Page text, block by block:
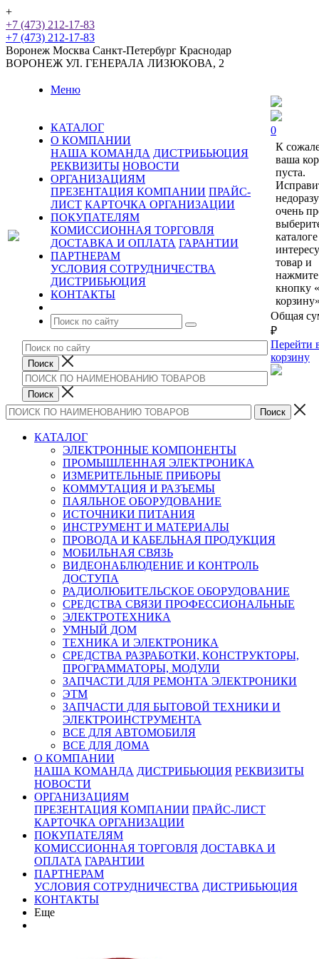
+
+7 (473) 212-17-83
+7 (473) 212-17-83
Воронеж Москва Санкт-Петербург Краснодар
ВОРОНЕЖ УЛ. ГЕНЕРАЛА ЛИЗЮКОВА, 2
Меню
КАТАЛОГ
О КОМПАНИИ
НАША КОМАНДА ДИСТРИБЬЮЦИЯ
РЕКВИЗИТЫ НОВОСТИ
ОРГАНИЗАЦИЯМ
ПРЕЗЕНТАЦИЯ КОМПАНИИ ПРАЙС-
ЛИСТ КАРТОЧКА ОРГАНИЗАЦИИ
ПОКУПАТЕЛЯМ
КОМИССИОННАЯ ТОРГОВЛЯ
ДОСТАВКА И ОПЛАТА ГАРАНТИИ
ПАРТНЕРАМ
УСЛОВИЯ СОТРУДНИЧЕСТВА
ДИСТРИБЬЮЦИЯ
КОНТАКТЫ
0
К
ваша
пуста.
очень
каталоге
товар и
нажмите
кнопку
Общая
₽
Перейти
корзину
КАТАЛОГ
ЭЛЕКТРОННЫЕ КОМПОНЕНТЫ
ПРОМЫШЛЕННАЯ ЭЛЕКТРОНИКА
ИЗМЕРИТЕЛЬНЫЕ ПРИБОРЫ
КОММУТАЦИЯ И РАЗЪЕМЫ
ПАЯЛЬНОЕ ОБОРУДОВАНИЕ
ИСТОЧНИКИ ПИТАНИЯ
ИНСТРУМЕНТ И МАТЕРИАЛЫ
ПРОВОДА И КАБЕЛЬНАЯ ПРОДУКЦИЯ
МОБИЛЬНАЯ СВЯЗЬ
ВИДЕОНАБЛЮДЕНИЕ И КОНТРОЛЬ
ДОСТУПА
РАДИОЛЮБИТЕЛЬСКОЕ ОБОРУДОВАНИЕ
СРЕДСТВА СВЯЗИ ПРОФЕССИОНАЛЬНЫЕ
ЭЛЕКТРОТЕХНИКА
УМНЫЙ ДОМ
ТЕХНИКА И ЭЛЕКТРОНИКА
СРЕДСТВА РАЗРАБОТКИ, КОНСТРУКТОРЫ,
ПРОГРАММАТОРЫ, МОДУЛИ
ЗАПЧАСТИ ДЛЯ РЕМОНТА ЭЛЕКТРОНИКИ
ЭТМ
ЗАПЧАСТИ ДЛЯ БЫТОВОЙ ТЕХНИКИ И
ЭЛЕКТРОИНСТРУМЕНТА
ВСЕ ДЛЯ АВТОМОБИЛЯ
ВСЕ ДЛЯ ДОМА
О КОМПАНИИ
НАША КОМАНДА ДИСТРИБЬЮЦИЯ РЕКВИЗИТЫ
НОВОСТИ
ОРГАНИЗАЦИЯМ
ПРЕЗЕНТАЦИЯ КОМПАНИИ ПРАЙС-ЛИСТ
КАРТОЧКА ОРГАНИЗАЦИИ
ПОКУПАТЕЛЯМ
КОМИССИОННАЯ ТОРГОВЛЯ ДОСТАВКА И
ОПЛАТА ГАРАНТИИ
ПАРТНЕРАМ
УСЛОВИЯ СОТРУДНИЧЕСТВА ДИСТРИБЬЮЦИЯ
КОНТАКТЫ
Еще